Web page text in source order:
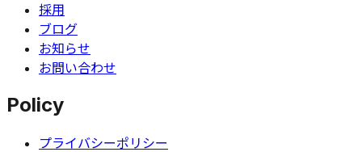
採用
ブログ
お知らせ
お問い合わせ
Policy
プライバシーポリシー